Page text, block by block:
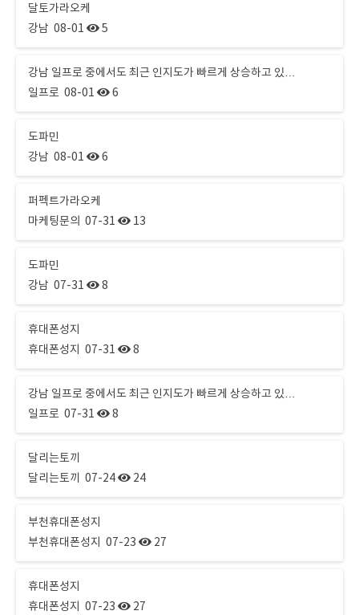
달토가라오케
강남 08-01 5
강남 일프로 중에서도 최근 인지도가 빠르게 상승하고 있…
일프로 08-01 6
도파민
강남 08-01 6
퍼펙트가라오케
마케팅문의 07-31 13
도파민
강남 07-31 8
휴대폰성지
휴대폰성지
07-31 8
강남 일프로 중에서도 최근 인지도가 빠르게 상승하고 있…
일프로 07-31 8
달리는토끼
달리는토끼
07-24 24
부천휴대폰성지
부천휴대폰성지
07-23 27
휴대폰성지
휴대폰성지
07-23 27